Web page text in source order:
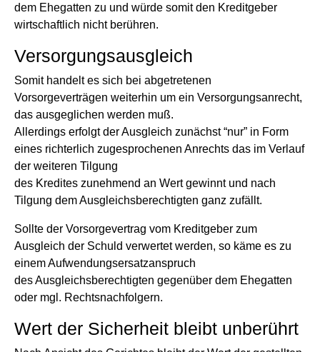
dem Ehegatten zu und würde somit den Kreditgeber
wirtschaftlich nicht berühren.
Versorgungsausgleich
Somit handelt es sich bei abgetretenen
Vorsorgeverträgen weiterhin um ein Versorgungsanrecht,
das ausgeglichen werden muß.
Allerdings erfolgt der Ausgleich zunächst “nur” in Form
eines richterlich zugesprochenen Anrechts das im Verlauf
der weiteren Tilgung
des Kredites zunehmend an Wert gewinnt und nach
Tilgung dem Ausgleichsberechtigten ganz zufällt.
Sollte der Vorsorgevertrag vom Kreditgeber zum
Ausgleich der Schuld verwertet werden, so käme es zu
einem Aufwendungsersatzanspruch
des Ausgleichsberechtigten gegenüber dem Ehegatten
oder mgl. Rechtsnachfolgern.
Wert der Sicherheit bleibt unberührt